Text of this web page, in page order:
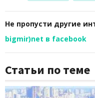
Не пропусти другие
bigmir)net в facebook
Статьи по теме